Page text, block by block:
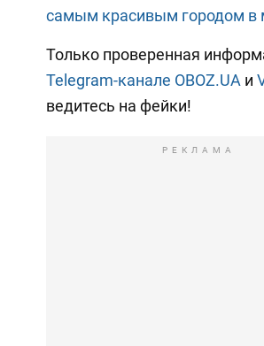
самым красивым городом в
Только проверенная
Telegram-канале OBOZ.UA и
ведитесь на фейки!
РЕКЛАМА